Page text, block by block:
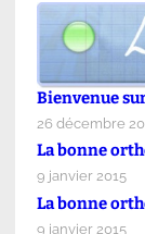
Bienvenue
26 décembre
La bonne
9 janvier 2015
La bonne
9 janvier 2015